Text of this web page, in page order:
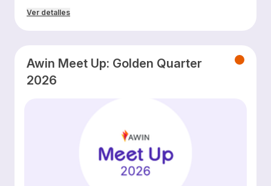
Ver detalles
Awin Meet Up: Golden Quarter
2026